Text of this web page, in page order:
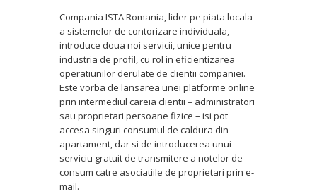
Compania ISTA Romania, lider pe piata locala
a sistemelor de contorizare individuala,
introduce doua noi servicii, unice pentru
industria de profil, cu rol in eficientizarea
operatiunilor derulate de clientii companiei.
Este vorba de lansarea unei platforme online
prin intermediul careia clientii – administratori
sau proprietari persoane fizice – isi pot
accesa singuri consumul de caldura din
apartament, dar si de introducerea unui
serviciu gratuit de transmitere a notelor de
consum catre asociatiile de proprietari prin e-
mail.